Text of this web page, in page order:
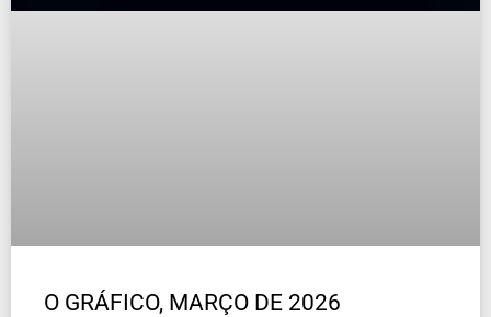
O GRÁFICO, MARÇO DE 2026